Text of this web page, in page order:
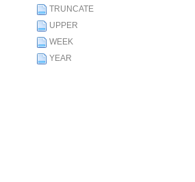
TRUNCATE
UPPER
WEEK
YEAR